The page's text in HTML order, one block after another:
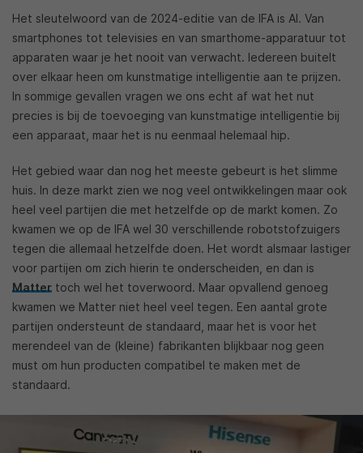
Het sleutelwoord van de 2024-editie van de IFA is AI. Van
smartphones tot televisies en van smarthome-apparatuur tot
apparaten waar je het nooit van verwacht. Iedereen buitelt
over elkaar heen om kunstmatige intelligentie aan te prijzen.
In sommige gevallen vragen we ons echt af wat het nut
precies is bij de toevoeging van kunstmatige intelligentie bij
een apparaat, maar het is nu eenmaal helemaal hip.
Het gebied waar dan nog het meeste gebeurt is het slimme
huis. In deze markt zien we nog veel ontwikkelingen maar ook
heel veel partijen die met hetzelfde op de markt komen. Zo
kwamen we op de IFA wel 30 verschillende robotstofzuigers
tegen die allemaal hetzelfde doen. Het wordt alsmaar lastiger
voor partijen om zich hierin te onderscheiden, en dan is
Matter toch wel het toverwoord. Maar opvallend genoeg
kwamen we Matter niet heel veel tegen. Een aantal grote
partijen ondersteunt de standaard, maar het is voor het
merendeel van de (kleine) fabrikanten blijkbaar nog geen
must om hun producten compatibel te maken met de
standaard.